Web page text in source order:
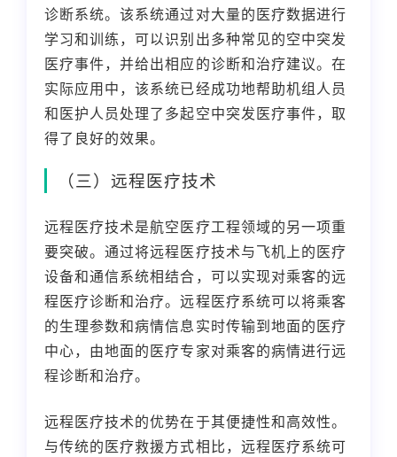
诊断系统。该系统通过对大量的医疗数据进行
学习和训练，可以识别出多种常见的空中突发
医疗事件，并给出相应的诊断和治疗建议。在
实际应用中，该系统已经成功地帮助机组人员
和医护人员处理了多起空中突发医疗事件，取
得了良好的效果。
（三）远程医疗技术
远程医疗技术是航空医疗工程领域的另一项重
要突破。通过将远程医疗技术与飞机上的医疗
设备和通信系统相结合，可以实现对乘客的远
程医疗诊断和治疗。远程医疗系统可以将乘客
的生理参数和病情信息实时传输到地面的医疗
中心，由地面的医疗专家对乘客的病情进行远
程诊断和治疗。
远程医疗技术的优势在于其便捷性和高效性。
与传统的医疗救援方式相比，远程医疗系统可